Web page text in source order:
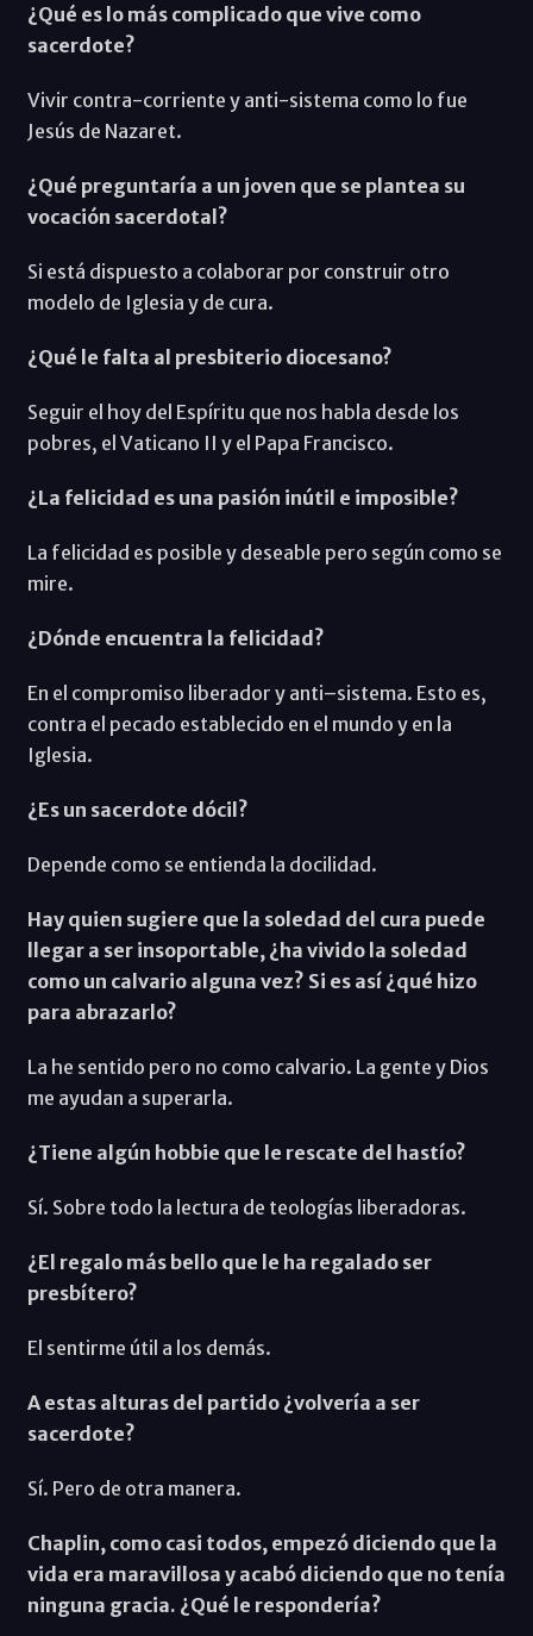
¿Qué es lo más complicado que vive como
sacerdote?
Vivir contra-corriente y anti-sistema como lo fue
Jesús de Nazaret.
¿Qué preguntaría a un joven que se plantea su
vocación sacerdotal?
Si está dispuesto a colaborar por construir otro
modelo de Iglesia y de cura.
¿Qué le falta al presbiterio diocesano?
Seguir el hoy del Espíritu que nos habla desde los
pobres, el Vaticano II y el Papa Francisco.
¿La felicidad es una pasión inútil e imposible?
La felicidad es posible y deseable pero según como se
mire.
¿Dónde encuentra la felicidad?
En el compromiso liberador y anti–sistema. Esto es,
contra el pecado establecido en el mundo y en la
Iglesia.
¿Es un sacerdote dócil?
Depende como se entienda la docilidad.
Hay quien sugiere que la soledad del cura puede
llegar a ser insoportable, ¿ha vivido la soledad
como un calvario alguna vez? Si es así ¿qué hizo
para abrazarlo?
La he sentido pero no como calvario. La gente y Dios
me ayudan a superarla.
¿Tiene algún hobbie que le rescate del hastío?
Sí. Sobre todo la lectura de teologías liberadoras.
¿El regalo más bello que le ha regalado ser
presbítero?
El sentirme útil a los demás.
A estas alturas del partido ¿volvería a ser
sacerdote?
Sí. Pero de otra manera.
Chaplin, como casi todos, empezó diciendo que la
vida era maravillosa y acabó diciendo que no tenía
ninguna gracia. ¿Qué le respondería?